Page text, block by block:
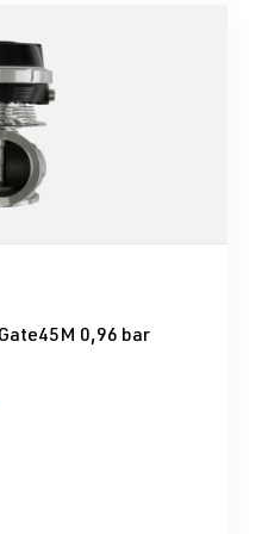
von 0 von 5 Sternen
0,96 bar